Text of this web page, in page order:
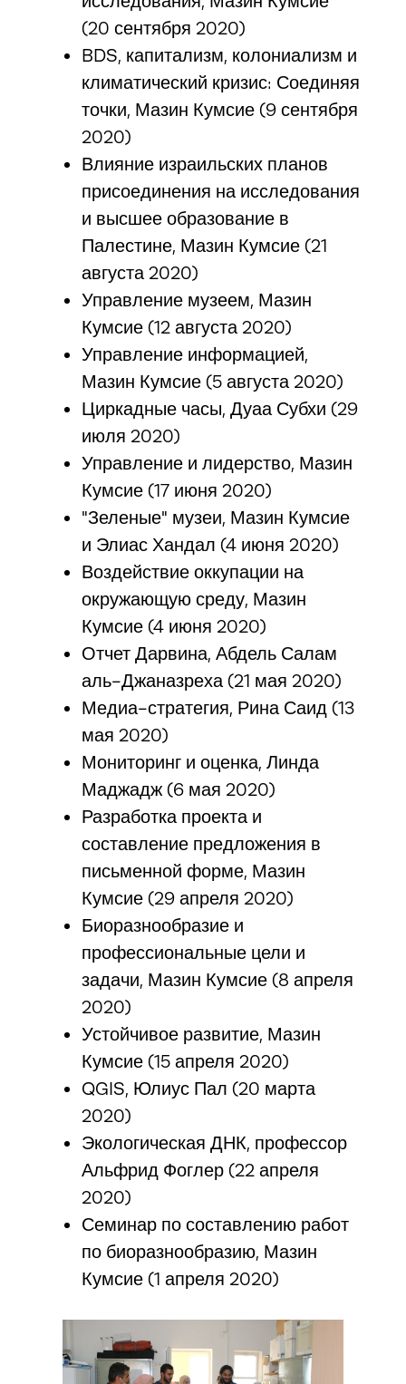
(20 сентября 2020)
BDS, капитализм, колониализм и
климатический кризис: Соединяя
точки, Мазин Кумсие (9 сентября
2020)
Влияние израильских планов
присоединения на исследования
и высшее образование в
Палестине, Мазин Кумсие (21
августа 2020)
Управление музеем, Мазин
Кумсие (12 августа 2020)
Управление информацией,
Мазин Кумсие (5 августа 2020)
Циркадные часы, Дуаа Субхи (29
июля 2020)
Управление и лидерство, Мазин
Кумсие (17 июня 2020)
"Зеленые" музеи, Мазин Кумсие
и Элиас Хандал (4 июня 2020)
Воздействие оккупации на
окружающую среду, Мазин
Кумсие (4 июня 2020)
Отчет Дарвина, Абдель Салам
аль-Джаназреха (21 мая 2020)
Медиа-стратегия, Рина Саид (13
мая 2020)
Мониторинг и оценка, Линда
Маджадж (6 мая 2020)
Разработка проекта и
составление предложения в
письменной форме, Мазин
Кумсие (29 апреля 2020)
Биоразнообразие и
профессиональные цели и
задачи, Мазин Кумсие (8 апреля
2020)
Устойчивое развитие, Мазин
Кумсие (15 апреля 2020)
QGIS, Юлиус Пал (20 марта
2020)
Экологическая ДНК, профессор
Альфрид Фоглер (22 апреля
2020)
Семинар по составлению работ
по биоразнообразию, Мазин
Кумсие (1 апреля 2020)